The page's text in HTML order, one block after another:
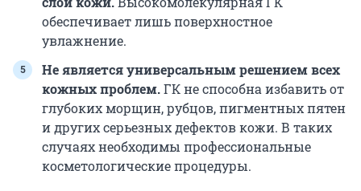
обеспечивает лишь поверхностное
увлажнение.
Не является универсальным решением всех
кожных проблем.ГК не способна избавить от
глубоких морщин, рубцов, пигментных пятен
и других серьезных дефектов кожи. В таких
случаях необходимы профессиональные
косметологические процедуры.